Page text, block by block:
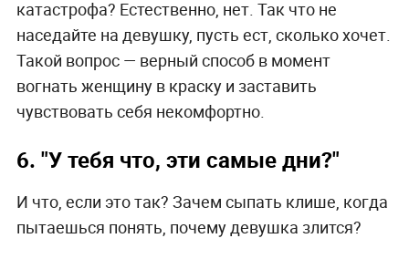
катастрофа? Естественно, нет. Так что не
наседайте на девушку, пусть ест, сколько хочет.
Такой вопрос — верный способ в момент
вогнать женщину в краску и заставить
чувствовать себя некомфортно.
6. "У тебя что, эти самые дни?"
И что, если это так? Зачем сыпать клише, когда
пытаешься понять, почему девушка злится?